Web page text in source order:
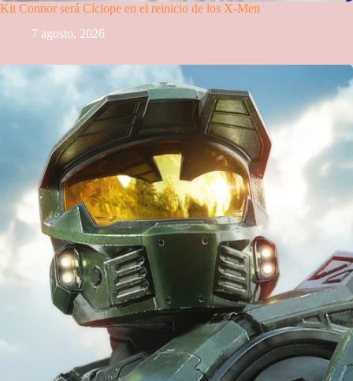
Kit Connor será Cíclope en el reinicio de los X-Men
7 agosto, 2026